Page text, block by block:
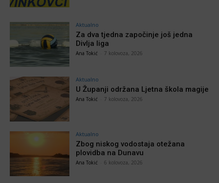
Aktualno
Za dva tjedna započinje još jedna
Divlja liga
Ana Tokić 7 kolovoza, 2026
Aktualno
U Županji održana Ljetna škola magije
Ana Tokić 7 kolovoza, 2026
Aktualno
Zbog niskog vodostaja otežana
plovidba na Dunavu
Ana Tokić 6 kolovoza, 2026